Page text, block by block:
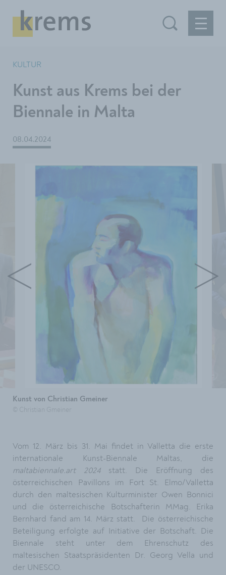
KULTUR
Kunst aus Krems bei der
Biennale in Malta
08.04.2024
Kunst von Christian Gmeiner
Vom 12. März bis 31. Mai findet in Valletta die erste
internationale Kunst-Biennale Maltas, die
maltabiennale.art 2024statt. Die Eröffnung des
österreichischen Pavillons im Fort St. Elmo/Valletta
durch den maltesischen Kulturminister Owen Bonnici
und die österreichische Botschafterin MMag. Erika
Bernhard fand am 14. März statt. Die österreichische
Beteiligung erfolgte auf Initiative der Botschaft. Die
Biennale steht unter dem Ehrenschutz des
maltesischen Staatspräsidenten Dr. Georg Vella und
der UNESCO.